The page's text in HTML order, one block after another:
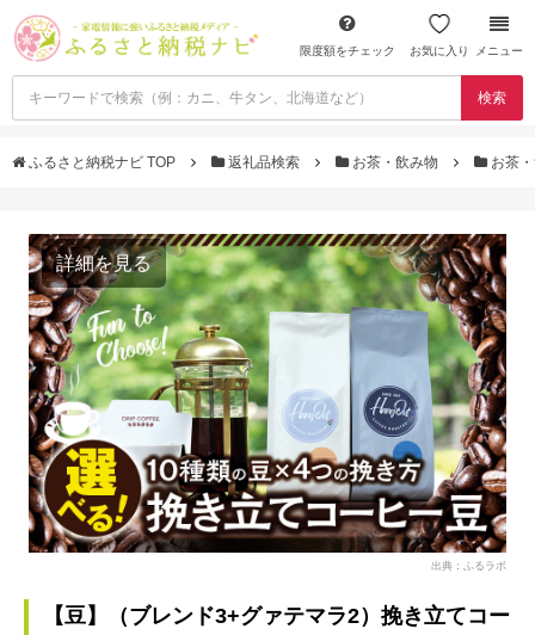
限度額をチェック お気に入り メニュー
検索
ふるさと納税ナビ TOP 返礼品検索 お茶・飲み物 お茶
詳細を見る
出典：ふるラボ
【豆】（ブレンド3+グァテマラ2）挽き立てコー